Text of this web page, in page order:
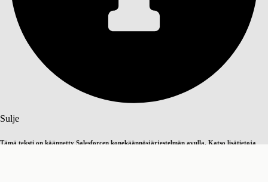
Sulje
Tämä teksti on käännetty Salesforcen konekäännösjärjestelmän avulla. Katso lisätietoja